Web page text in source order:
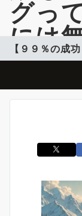
グっ
には
開発